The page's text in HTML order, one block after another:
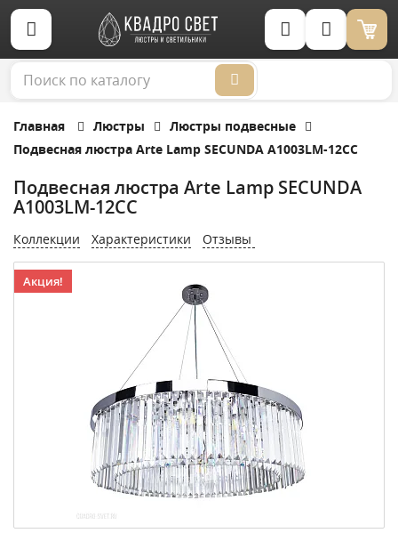
Корзина (0)
Главная Люстры
Люстры подвесные
Подвесная люстра Arte Lamp SECUNDA A1003LM-12CC
Подвесная люстра Arte Lamp SECUNDA
A1003LM-12CC
Коллекции Характеристики Отзывы
Акция!